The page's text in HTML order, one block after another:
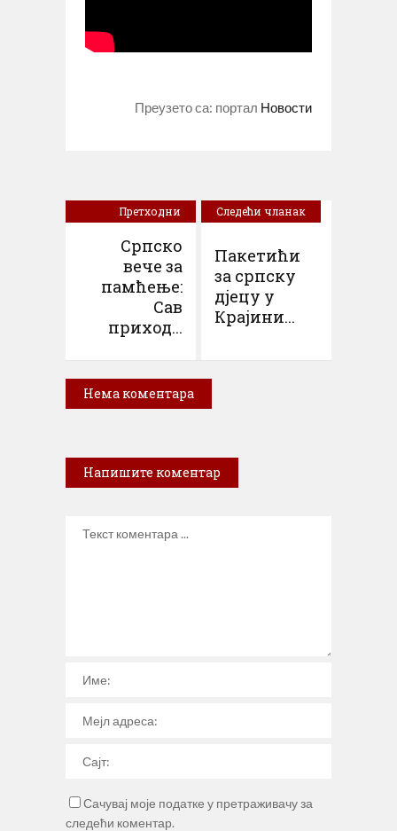
Преузето са: портал Новости
Претходни
Српско
вече за
памћење:
Сав
приход...
Следећи чланак
Пакетићи
за српску
дјецу у
Крајини...
Нема коментара
Напишите коментар
Сачувај моје податке у претраживачу за
следећи коментар.